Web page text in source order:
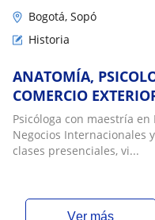
Bogotá, Sopó
Historia
ANATOMÍA,
COMERCIO
Psicóloga con maestría
Negocios Internacionales
clases presenciales, vi...
ver más